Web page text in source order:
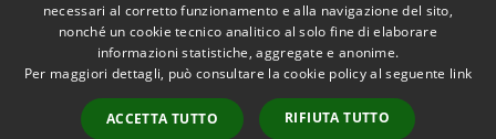
Accessibilità
Privacy
Copyright © 2026 • Comune di
Cortemaggiore • Powered by
Municipium•Accesso
redazione
necessari al corretto funzionamento e alla navigazione del sito,
nonché un cookie tecnico analitico al solo fine di elaborare
informazioni statistiche, aggregate e anonime.
Per maggiori dettagli, può consultare la cookie policy al seguente link
ACCETTA TUTTO RIFIUTA TUTTO